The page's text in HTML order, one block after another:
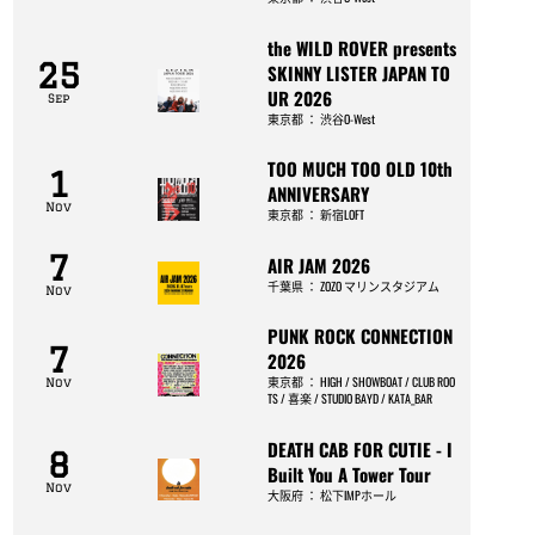
25
Sep
the WILD ROVER presents
SKINNY LISTER JAPAN TO
UR 2026
東京都： 渋谷O-West
1
Nov
TOO MUCH TOO OLD 10th
ANNIVERSARY
東京都： 新宿LOFT
7
Nov
AIR JAM 2026
千葉県： ZOZO マリンスタジアム
7
Nov
PUNK ROCK CONNECTION
2026
東京都： HIGH / SHOWBOAT / CLUB ROO
TS / 喜楽 / STUDIO BAYD / KATA_BAR
8
Nov
DEATH CAB FOR CUTIE - I
Built You A Tower Tour
大阪府： 松下IMPホール